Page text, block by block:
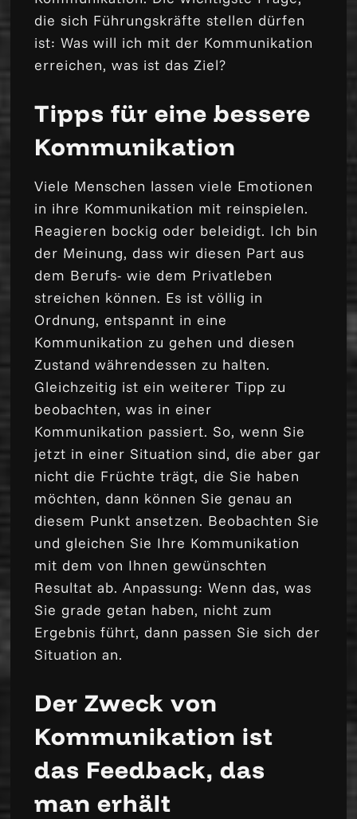
die sich Führungskräfte stellen dürfen
ist: Was will ich mit der Kommunikation
erreichen, was ist das Ziel?
Tipps für eine bessere
Kommunikation
Viele Menschen lassen viele Emotionen
in ihre Kommunikation mit reinspielen.
Reagieren bockig oder beleidigt. Ich bin
der Meinung, dass wir diesen Part aus
dem Berufs- wie dem Privatleben
streichen können. Es ist völlig in
Ordnung, entspannt in eine
Kommunikation zu gehen und diesen
Zustand währendessen zu halten.
Gleichzeitig ist ein weiterer Tipp zu
beobachten, was in einer
Kommunikation passiert. So, wenn Sie
jetzt in einer Situation sind, die aber gar
nicht die Früchte trägt, die Sie haben
möchten, dann können Sie genau an
diesem Punkt ansetzen. Beobachten Sie
und gleichen Sie Ihre Kommunikation
mit dem von Ihnen gewünschten
Resultat ab. Anpassung: Wenn das, was
Sie grade getan haben, nicht zum
Ergebnis führt, dann passen Sie sich der
Situation an.
Der Zweck von
Kommunikation ist
das Feedback, das
man erhält